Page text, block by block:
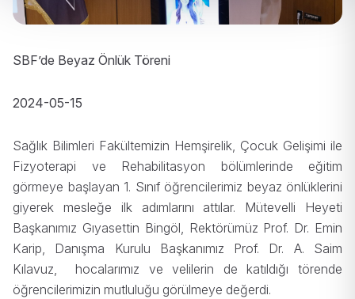
SBF’de Beyaz Önlük Töreni
2024-05-15
Sağlık Bilimleri Fakültemizin Hemşirelik, Çocuk Gelişimi ile
Fizyoterapi ve Rehabilitasyon bölümlerinde eğitim
görmeye başlayan 1. Sınıf öğrencilerimiz beyaz önlüklerini
giyerek mesleğe ilk adımlarını attılar. Mütevelli Heyeti
Başkanımız Gıyasettin Bingöl, Rektörümüz Prof. Dr. Emin
Karip, Danışma Kurulu Başkanımız Prof. Dr. A. Saim
Kılavuz, hocalarımız ve velilerin de katıldığı törende
öğrencilerimizin mutluluğu görülmeye değerdi.